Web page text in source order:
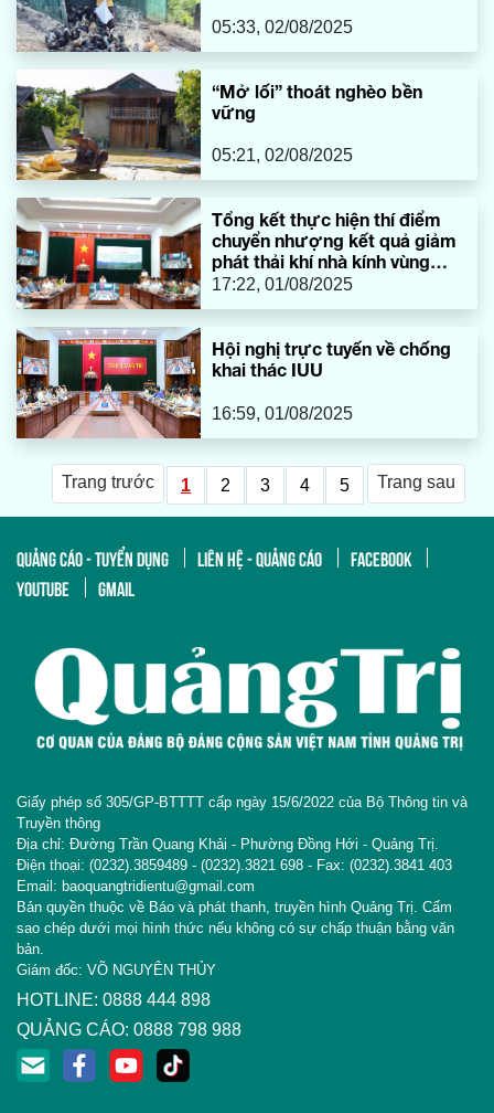
05:33, 02/08/2025
“Mở lối” thoát nghèo bền
vững
05:21, 02/08/2025
Tổng kết thực hiện thí điểm
chuyển nhượng kết quả giảm
phát thải khí nhà kính vùng
Bắc Trung Bộ
17:22, 01/08/2025
Hội nghị trực tuyến về chống
khai thác IUU
16:59, 01/08/2025
Trang trước 1 2 3 4 5 Trang sau
QUẢNG CÁO - TUYỂN DỤNG LIÊN HỆ - QUẢNG CÁO
FACEBOOK
YOUTUBE
GMAIL
Giấy phép số 305/GP-BTTTT cấp ngày 15/6/2022 của Bộ Thông tin và
Truyền thông
Địa chỉ: Đường Trần Quang Khải - Phường Đồng Hới - Quảng Trị.
Điện thoại: (0232).3859489 - (0232).3821 698 - Fax: (0232).3841 403
Email: baoquangtridientu@gmail.com
Bản quyền thuộc về Báo và phát thanh, truyền hình Quảng Trị. Cấm
sao chép dưới mọi hình thức nếu không có sự chấp thuận bằng văn
bản.
Giám đốc: VÕ NGUYÊN THỦY
HOTLINE: 0888 444 898
QUẢNG CÁO: 0888 798 988